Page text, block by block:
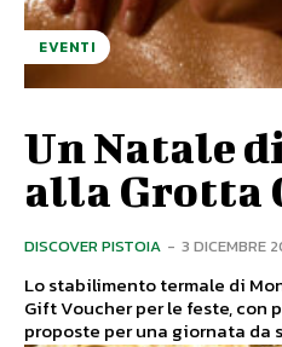
EVENTI
Un Natale
alla Grotta
DISCOVER PISTOIA - 3 DICEMBRE
Lo stabilimento termale di
Gift Voucher per le feste, con